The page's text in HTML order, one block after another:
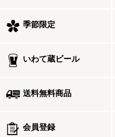
季節限定
いわて蔵ビール
送料無料商品
会員登録